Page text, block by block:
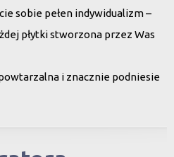
sobie pełen indywidualizm –
płytki stworzona przez Was
i znacznie podniesie